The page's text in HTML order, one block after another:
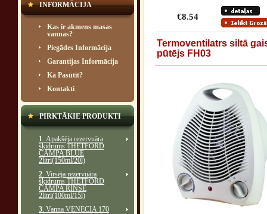
INFORMĀCIJA
Kas ir akmens masas
vannas?
Piegādes Informācija
Garantijas Informācija
Kā Pasūtīt?
Kontakti
PIRKTĀKIE PRODUKTI
1. Apakšēja rezervuāra
šķidrums THETFORD
CAMPA BLUE
2litri(150ml/20l)
2. Virsēja rezervuāra
šķidrums THETFORD
CAMPA RINSE
2litri(100ml/15l)
3. Vanna VENECIA 170
€8.54
Termoventilatrs siltā
pūtējs FH03